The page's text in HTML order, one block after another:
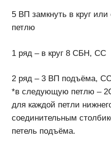
5 ВП замкнуть в круг
петлю
1 ряд – в круг 8 СБН, СС
2 ряд – 3 ВП подъёма,
*в следующую петлю –
для каждой петли
соединительным
петель подъёма.